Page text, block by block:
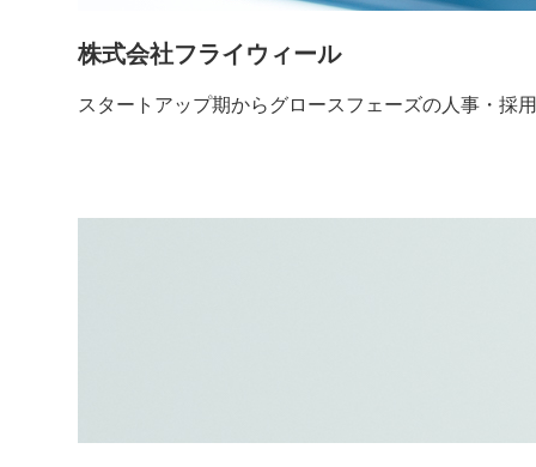
株式会社フライウィール
スタートアップ期からグロースフェーズの人事・採